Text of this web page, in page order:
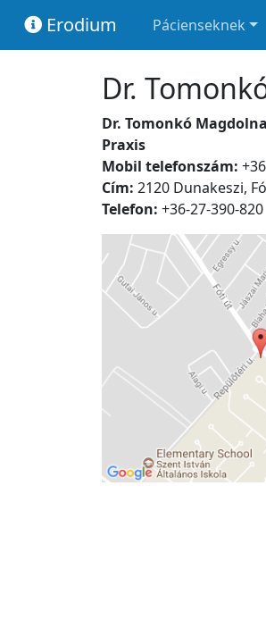
Erodium Pácienseknek
Dr.
Dr. Tomonkó
Praxis
Mobil telefonszám:
Cím: 2120 Dunakeszi,
Telefon: +36-27-390-820